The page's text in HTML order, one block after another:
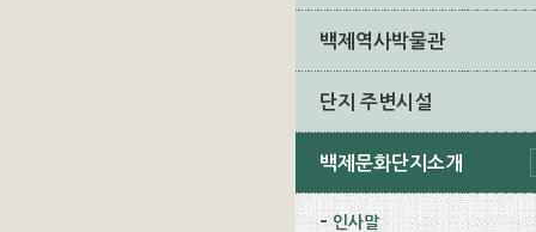
백제역사박물관
단지 주변시설
백제문화단지소개
인사말